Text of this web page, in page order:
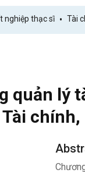
nghiệp thạc sĩ Tài
quản lý